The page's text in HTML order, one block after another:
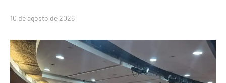
10 de agosto de 2026